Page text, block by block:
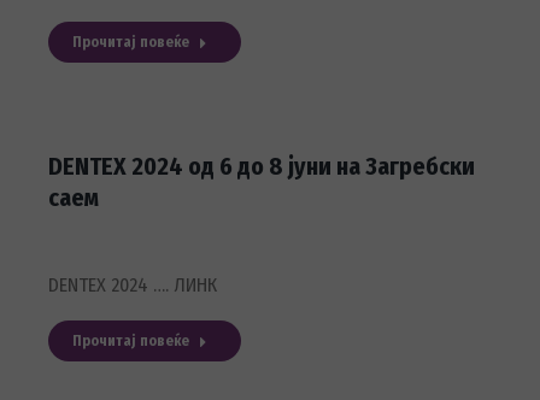
Прочитај повеќе
DENTEX 2024 од 6 до 8 јуни на Загребски
саем
DENTEX 2024 …. ЛИНК
Прочитај повеќе